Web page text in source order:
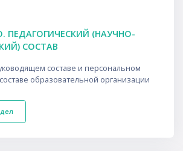
ПЕДАГОГИЧЕСКИЙ (НАУЧНО-
СОСТАВ
составе и персональном
образовательной организации